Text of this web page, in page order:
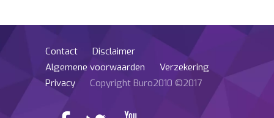
Contact
Disclaimer
Algemene voorwaarden
Verzekering
Privacy
Copyright Buro2010 ©2017